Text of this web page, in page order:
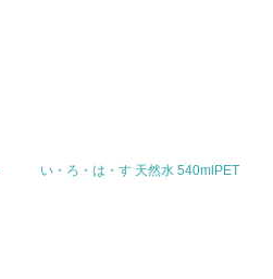
い・ろ・は・す 天然水 540mlPET